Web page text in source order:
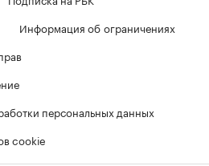
Информация об ограничениях
персональных данных
cookie